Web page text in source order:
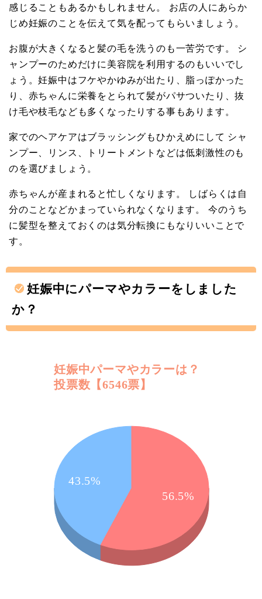
感じることもあるかもしれません。 お店の人にあらか
じめ妊娠のことを伝えて気を配ってもらいましょう。
お腹が大きくなると髪の毛を洗うのも一苦労です。 シ
ャンプーのためだけに美容院を利用するのもいいでし
ょう。妊娠中はフケやかゆみが出たり、脂っぽかった
り、赤ちゃんに栄養をとられて髪がパサついたり、抜
け毛や枝毛なども多くなったりする事もあります。
家でのヘアケアはブラッシングもひかえめにして シャ
ンプー、リンス、トリートメントなどは低刺激性のも
のを選びましょう。
赤ちゃんが産まれると忙しくなります。 しばらくは自
分のことなどかまっていられなくなります。 今のうち
に髪型を整えておくのは気分転換にもなりいいことで
す。
妊娠中にパーマやカラーをしました
か？
妊娠中パーマやカラーは？
投票数【6546票】
43.5%
56.5%